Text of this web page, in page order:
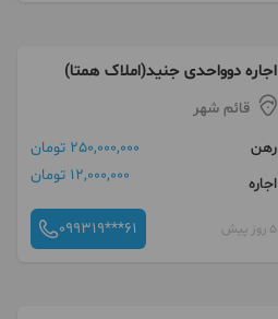
اجاره دوواحدی جنید(املاک همتا)
قائم شهر
رهن
250,000,000 تومان
اجاره
12,000,000 تومان
5 روز پیش 099319***61